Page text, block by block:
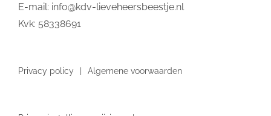
E-mail: info@kdv-lieveheersbeestje.nl
Kvk: 58338691
Privacy policy Algemene voorwaarden